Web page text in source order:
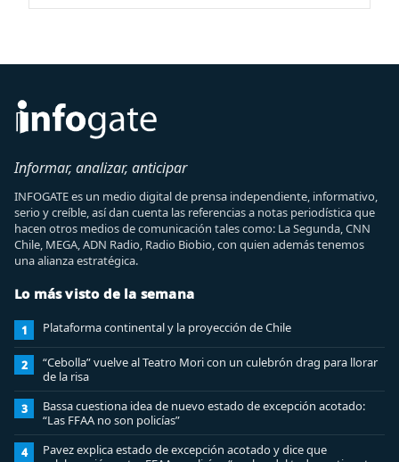
Informar, analizar, anticipar
INFOGATE es un medio digital de prensa independiente, informativo,
serio y creíble, así dan cuenta las referencias a notas periodística que
hacen otros medios de comunicación tales como: La Segunda, CNN
Chile, MEGA, ADN Radio, Radio Biobio, con quien además tenemos
una alianza estratégica.
Lo más visto de la semana
1 Plataforma continental y la proyección de Chile
2
“Cebolla” vuelve al Teatro Mori con un culebrón drag para llorar
de la risa
3
Bassa cuestiona idea de nuevo estado de excepción acotado:
“Las FFAA no son policías”
4
Pavez explica estado de excepción acotado y dice que